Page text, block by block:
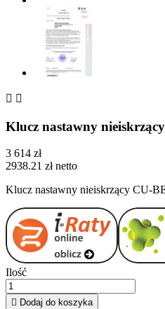
 
Klucz nastawny
3 614 zł
2938.21 zł netto
Klucz nastawny nieiskrzący CU-
Ilość
 Dodaj do koszyka